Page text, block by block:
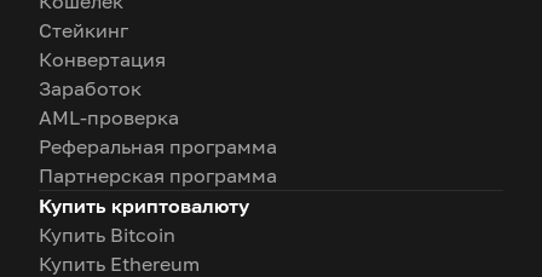
Стейкинг
Конвертация
Заработок
AML-проверка
Реферальная программа
Партнерская программа
Купить криптовалюту
Купить Bitcoin
Купить Ethereum